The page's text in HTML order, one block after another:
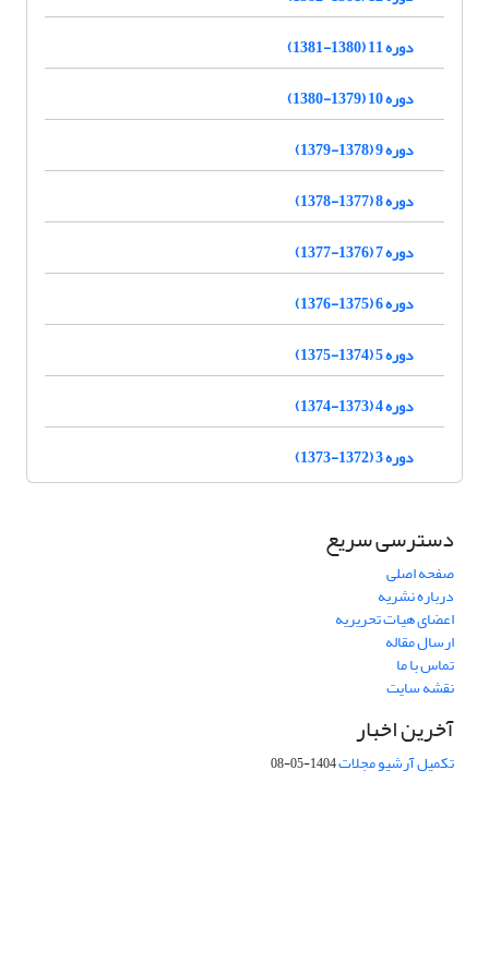
دوره 11 (1380-1381)
دوره 10 (1379-1380)
دوره 9 (1378-1379)
دوره 8 (1377-1378)
دوره 7 (1376-1377)
دوره 6 (1375-1376)
دوره 5 (1374-1375)
دوره 4 (1373-1374)
دوره 3 (1372-1373)
دسترسی سریع
صفحه اصلی
درباره نشریه
اعضای هیات تحریریه
ارسال مقاله
تماس با ما
نقشه سایت
آخرین اخبار
تکمیل آرشیو مجلات1404-05-08